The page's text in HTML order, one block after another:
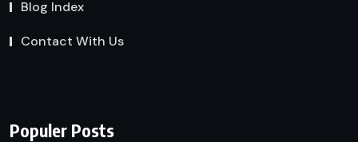
Blog Index
Contact With Us
Populer Posts